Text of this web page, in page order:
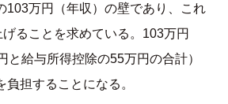
103万円（年収）の壁であり、これ
ることを求めている。103万円
と給与所得控除の55万円の合計）
負担することになる。